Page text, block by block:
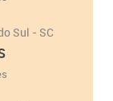
Sul - SC